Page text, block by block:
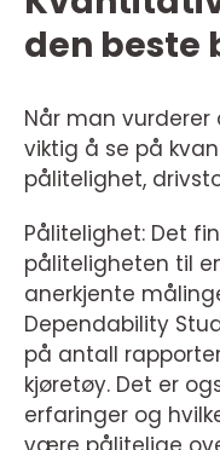
den beste
Når man vurderer
viktig å se på
pålitelighet,
Pålitelighet: Det
påliteligheten til
anerkjente
Dependability
på antall
kjøretøy. Det er
erfaringer og